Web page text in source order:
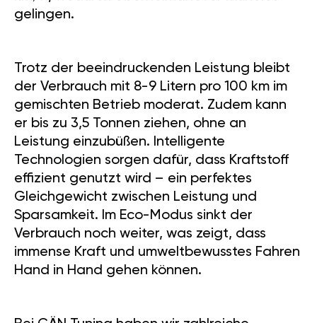
gelingen.
Trotz der beeindruckenden Leistung bleibt
der Verbrauch mit 8-9 Litern pro 100 km im
gemischten Betrieb moderat. Zudem kann
er bis zu 3,5 Tonnen ziehen, ohne an
Leistung einzubüßen. Intelligente
Technologien sorgen dafür, dass Kraftstoff
effizient genutzt wird – ein perfektes
Gleichgewicht zwischen Leistung und
Sparsamkeit. Im Eco-Modus sinkt der
Verbrauch noch weiter, was zeigt, dass
immense Kraft und umweltbewusstes Fahren
Hand in Hand gehen können.